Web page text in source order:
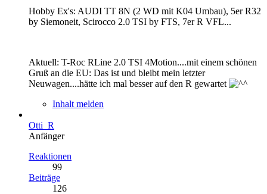
Hobby Ex's: AUDI TT 8N (2 WD mit K04 Umbau), 5er R32
by Siemoneit, Scirocco 2.0 TSI by FTS, 7er R VFL...
Aktuell: T-Roc RLine 2.0 TSI 4Motion....mit einem schönen
Gruß an die EU: Das ist und bleibt mein letzter
Neuwagen....hätte ich mal besser auf den R gewartet
Inhalt melden
Otti_R
Anfänger
Reaktionen
99
Beiträge
126